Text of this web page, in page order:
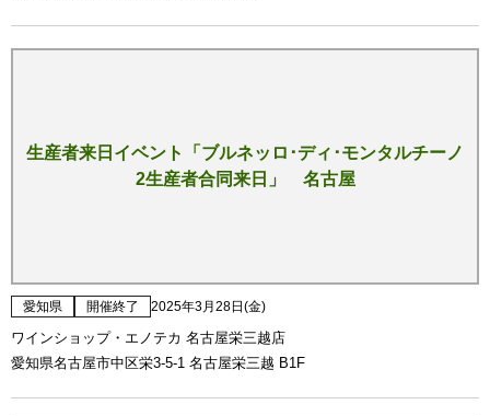
生産者来日イベント「ブルネッロ･ディ･モンタルチーノ
2生産者合同来日」 名古屋
愛知県 開催終了 2025年3月28日(金)
ワインショップ・エノテカ 名古屋栄三越店
愛知県名古屋市中区栄3-5-1 名古屋栄三越 B1F